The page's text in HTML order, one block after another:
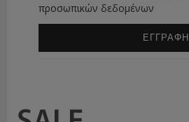
προσωπικών δεδομένων
ΕΓΓΡΑΦΗ